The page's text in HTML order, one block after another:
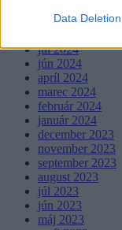
Data Deletion
september 2024
júl 2024
jún 2024
apríl 2024
marec 2024
február 2024
január 2024
december 2023
november 2023
september 2023
august 2023
júl 2023
jún 2023
máj 2023